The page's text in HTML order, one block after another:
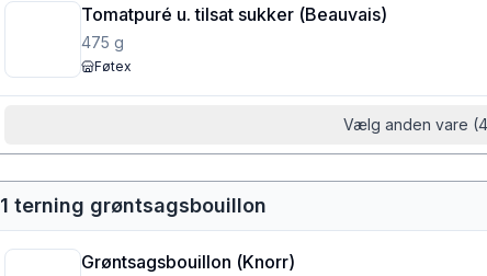
Tomatpuré u. tilsat sukker (Beauvais)
475 g
Føtex
Vælg anden vare
1 terning grøntsagsbouillon
Grøntsagsbouillon (Knorr)